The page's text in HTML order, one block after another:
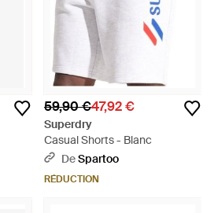
59,90 €47,92 €
Superdry
Casual Shorts - Blanc
DeSpartoo
RÉDUCTION